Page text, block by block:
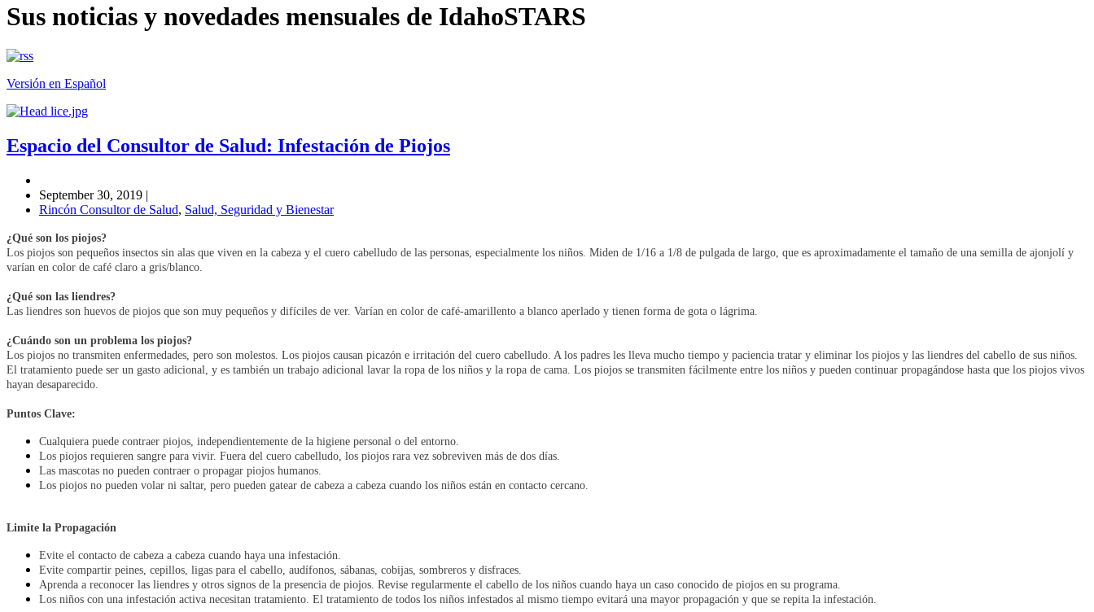
Sus noticias y novedades mensuales de IdahoSTARS
Versión en Español
Espacio del Consultor de Salud: Infestación de Piojos
September 30, 2019 |
Rincón Consultor de Salud, Salud, Seguridad y Bienestar
¿Qué son los piojos?
Los piojos son pequeños insectos sin alas que viven en la cabeza y el cuero cabelludo de las personas, especialmente los niños. Miden de 1/16 a 1/8 de pulgada de largo, que es aproximadamente el tamaño de una semilla de ajonjolí y
varían en color de café claro a gris/blanco.
¿Qué son las liendres?
Las liendres son huevos de piojos que son muy pequeños y difíciles de ver. Varían en color de café-amarillento a blanco aperlado y tienen forma de gota o lágrima.
¿Cuándo son un problema los piojos?
Los piojos no transmiten enfermedades, pero son molestos. Los piojos causan picazón e irritación del cuero cabelludo. A los padres les lleva mucho tiempo y paciencia tratar y eliminar los piojos y las liendres del cabello de sus niños.
El tratamiento puede ser un gasto adicional, y es también un trabajo adicional lavar la ropa de los niños y la ropa de cama. Los piojos se transmiten fácilmente entre los niños y pueden continuar propagándose hasta que los piojos vivos
hayan desaparecido.
Puntos Clave:
Cualquiera puede contraer piojos, independientemente de la higiene personal o del entorno.
Los piojos requieren sangre para vivir. Fuera del cuero cabelludo, los piojos rara vez sobreviven más de dos días.
Las mascotas no pueden contraer o propagar piojos humanos.
Los piojos no pueden volar ni saltar, pero pueden gatear de cabeza a cabeza cuando los niños están en contacto cercano.
Limite la Propagación
Evite el contacto de cabeza a cabeza cuando haya una infestación.
Evite compartir peines, cepillos, ligas para el cabello, audífonos, sábanas, cobijas, sombreros y disfraces.
Aprenda a reconocer las liendres y otros signos de la presencia de piojos. Revise regularmente el cabello de los niños cuando haya un caso conocido de piojos en su programa.
Los niños con una infestación activa necesitan tratamiento. El tratamiento de todos los niños infestados al mismo tiempo evitará una mayor propagación y que se repita la infestación.